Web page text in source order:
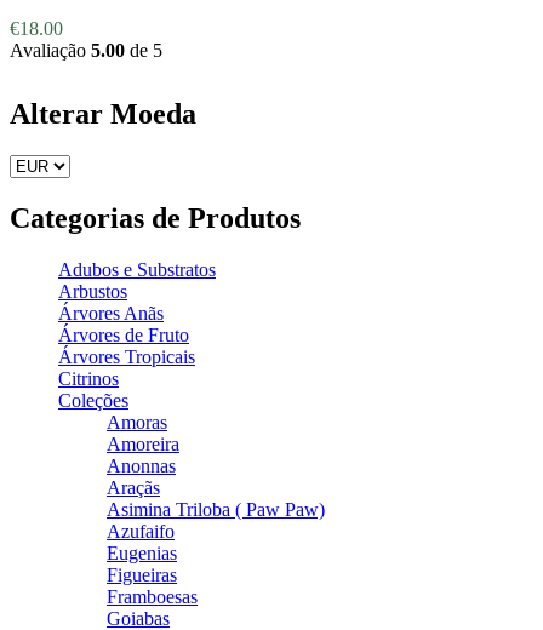
€18.00
Avaliação 5.00 de 5
Alterar Moeda
Categorias de Produtos
Adubos e Substratos
Arbustos
Árvores Anãs
Árvores de Fruto
Árvores Tropicais
Citrinos
Coleções
Amoras
Amoreira
Anonnas
Araçãs
Asimina Triloba ( Paw Paw)
Azufaifo
Eugenias
Figueiras
Framboesas
Goiabas